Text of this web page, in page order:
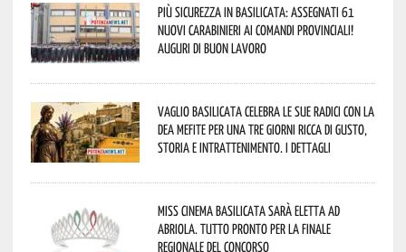
Più sicurezza in Basilicata: assegnati 61
nuovi Carabinieri ai Comandi provinciali!
Auguri di buon lavoro
Vaglio Basilicata celebra le sue radici con la
Dea Mefite per una tre giorni ricca di gusto,
storia e intrattenimento. I dettagli
Miss Cinema Basilicata sarà eletta ad
Abriola. Tutto pronto per la finale
regionale del concorso